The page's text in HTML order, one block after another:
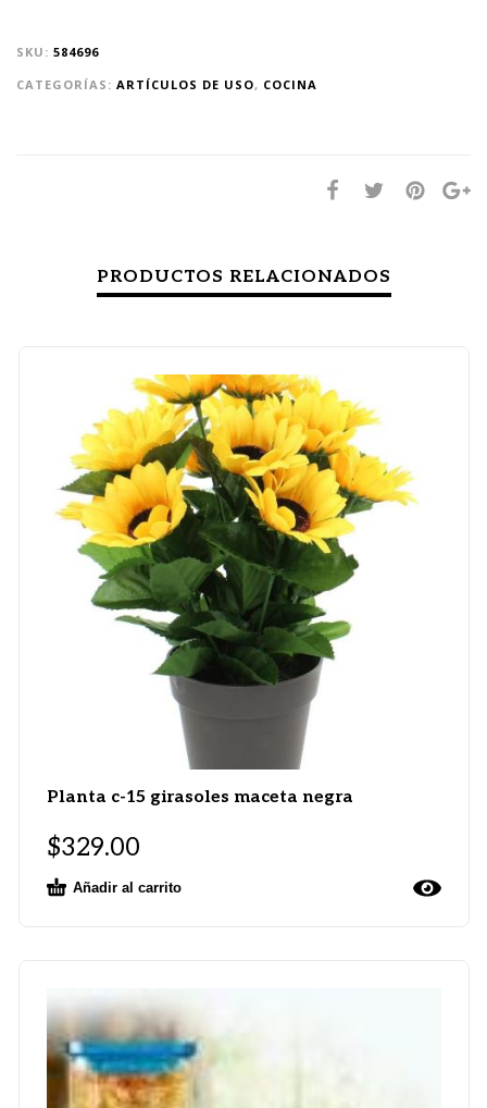
SKU: 584696
CATEGORÍAS: ARTÍCULOS DE USO, COCINA
PRODUCTOS RELACIONADOS
Planta c-15 girasoles maceta negra
$329.00
Añadir al carrito